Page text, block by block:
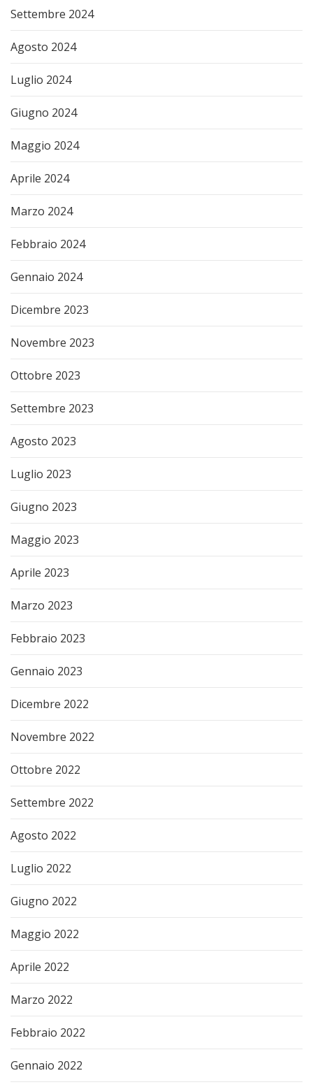
Settembre 2024
Agosto 2024
Luglio 2024
Giugno 2024
Maggio 2024
Aprile 2024
Marzo 2024
Febbraio 2024
Gennaio 2024
Dicembre 2023
Novembre 2023
Ottobre 2023
Settembre 2023
Agosto 2023
Luglio 2023
Giugno 2023
Maggio 2023
Aprile 2023
Marzo 2023
Febbraio 2023
Gennaio 2023
Dicembre 2022
Novembre 2022
Ottobre 2022
Settembre 2022
Agosto 2022
Luglio 2022
Giugno 2022
Maggio 2022
Aprile 2022
Marzo 2022
Febbraio 2022
Gennaio 2022